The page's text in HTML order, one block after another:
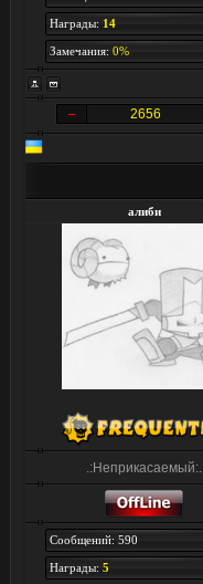
Награды: 14
Замечания: 0%
2656
алиби
.:Неприкасаемый:.
Сообщений: 590
Награды: 5